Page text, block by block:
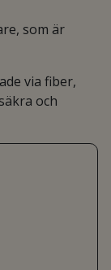
som är
via fiber,
och